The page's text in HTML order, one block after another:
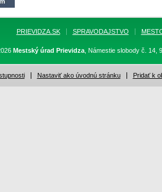
PRIEVIDZA.SK SPRAVODAJSTVO
Mestský úrad Prievidza, Námestie slobody č. 14,
Nastaviť ako úvodnú stránku Pridať k